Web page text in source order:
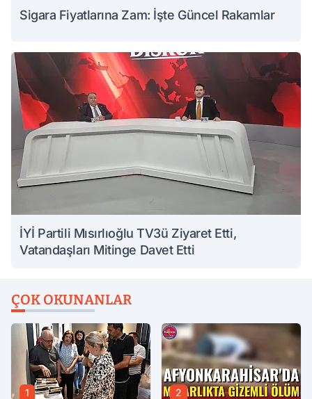
Sigara Fiyatlarına Zam: İşte Güncel Rakamlar
İYİ Partili Mısırlıoğlu TV3ü Ziyaret Etti,
Vatandaşları Mitinge Davet Etti
ÇOK OKUNANLAR
1 2